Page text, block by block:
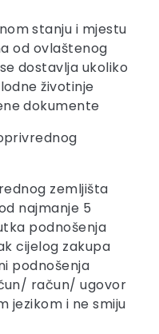
stanju i mjestu
od ovlaštenog
dostavlja ukoliko
životinje
dokumente
zemljišta
najmanje 5
podnošenja
cijelog zakupa
podnošenja
račun/ ugovor
jezikom i ne smiju